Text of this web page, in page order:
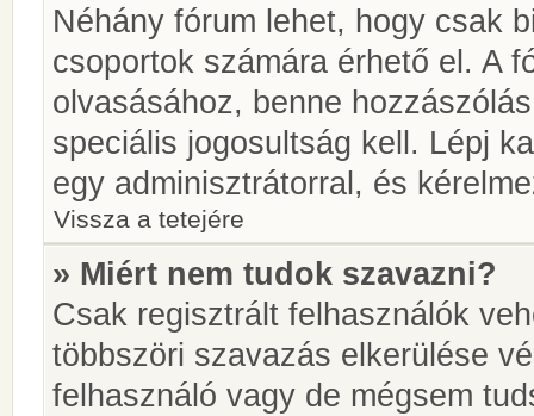
Néhány fórum lehet, hogy csak
csoportok számára érhető el. A
olvasásához, benne
speciális jogosultság kell. Lépj
egy adminisztrátorral, és
Vissza a tetejére
» Miért nem tudok szavazni?
Csak regisztrált felhasználók
többszöri szavazás elkerülése
felhasználó vagy de mégsem